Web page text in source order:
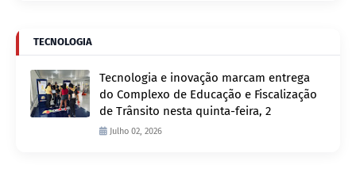
TECNOLOGIA
Tecnologia e inovação marcam entrega
do Complexo de Educação e Fiscalização
de Trânsito nesta quinta-feira, 2
Julho 02, 2026